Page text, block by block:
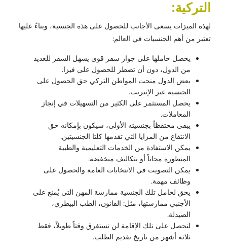
التركية:
لهذه الميزات يسعى الأجانب للحصول على هذه الجنسية، وبناءً عليها
تعتبر من أهم الجنسيات في العالم:
يحصل حاملها على جواز سفر قوي يسهل السفر للعديد
من الدول، دون أن تضطر للحصول على فيزا.
بعض الدول منحت المواطن التركي حق الحصول على
الجنسية عبر الإنترنت.
يحصل المستثمر على الكثير من التسهيلات في إنجاز
المعاملات.
يبقى محتفظاً بجنسيته الأولى، سيكون بإمكانه حق
الانتفاع من المزايا التي تقدمها كلتا الجنسيتين.
يمكن الاستفادة من الخدمات التعليمية والطبية
المتطورة مجاناً أو بتكاليف منخفضة.
يمكن التصويت في الانتخابات العامة والحصول على
وظائف مهمة.
يحق لحامل تلك الجنسية ممارسة المهن التي يُمنع على
الأجنبي ممارستها، مثل: القانون، الطب البيطري،
الصيدلة.
لتحصل على تلك الإقامة لن تستغرق وقتاً طويلاً، فقط
ثلاثة أشهر من تاريخ تقديم الطلب.